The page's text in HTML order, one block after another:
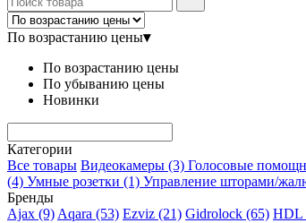
По возрастанию цены▾
По возрастанию цены
По убыванию цены
Новинки
Категории
Все товары Видеокамеры (3) Голосовые
(4) Умные розетки (1) Управление шторами/
Бренды
Ajax (9) Aqara (53) Ezviz (21) Gidrolock (65) HDL